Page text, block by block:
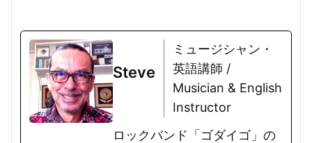
Steve
ミュージシャン・
英語講師 /
Musician & English
Instructor
ロックバンド「ゴダイゴ」の